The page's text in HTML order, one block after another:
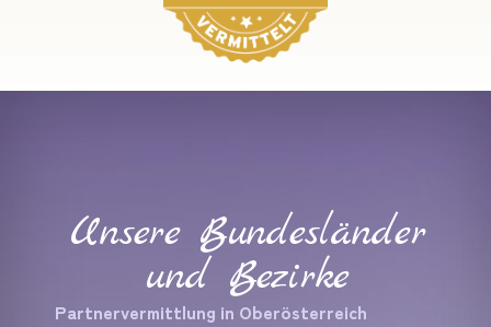
Unsere Bundesländer
und Bezirke
Partnervermittlung in Oberösterreich